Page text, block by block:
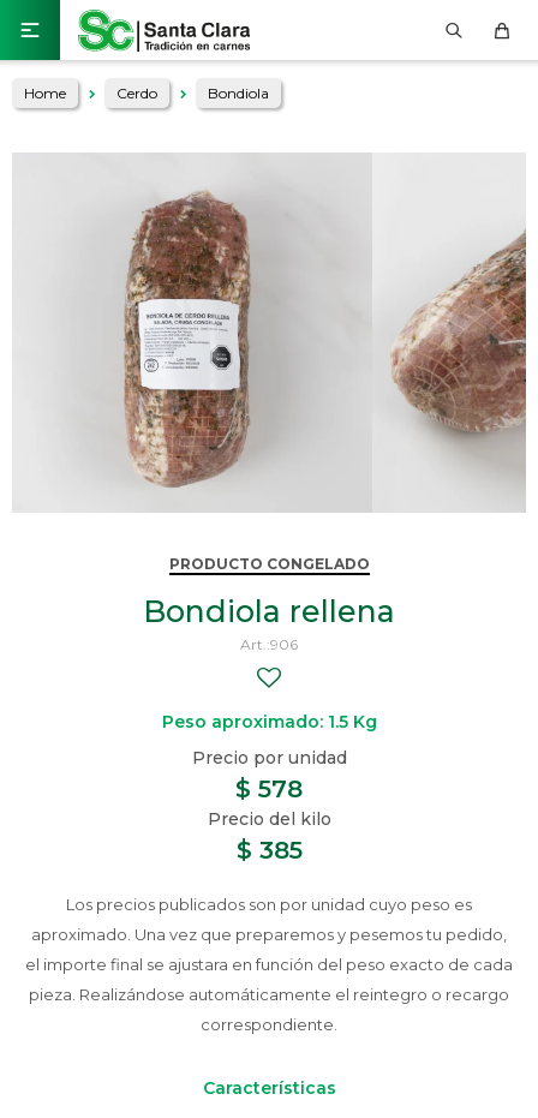

Home Cerdo Bondiola
PRODUCTO CONGELADO
Bondiola rellena
906
Peso aproximado: 1.5 Kg
$ 385
$ 578
Los precios publicados son por unidad cuyo peso es
aproximado. Una vez que preparemos y pesemos tu pedido,
el importe final se ajustara en función del peso exacto de cada
pieza. Realizándose automáticamente el reintegro o recargo
correspondiente.
Características